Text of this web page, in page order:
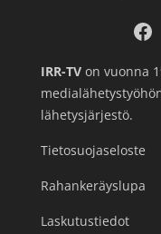
IRR-TVon vuonna
lähetysjärjestö.
Tietosuojaseloste
Rahankeräyslupa
Laskutustiedot